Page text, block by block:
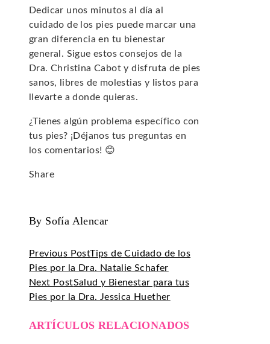
Dedicar unos minutos al día al
cuidado de los pies puede marcar una
gran diferencia en tu bienestar
general. Sigue estos consejos de la
Dra. Christina Cabot y disfruta de pies
sanos, libres de molestias y listos para
llevarte a donde quieras.
¿Tienes algún problema específico con
tus pies? ¡Déjanos tus preguntas en
los comentarios! 😊
Share
By Sofía Alencar
Previous PostTips de Cuidado de los
Pies por la Dra. Natalie Schafer
Next PostSalud y Bienestar para tus
Pies por la Dra. Jessica Huether
ARTÍCULOS RELACIONADOS